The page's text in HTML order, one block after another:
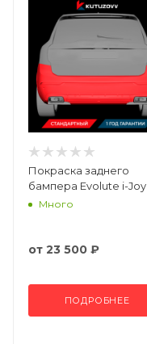
Покраска заднего
бампера Evolute i-Joy
Много
от 23 500 ₽
ПОДРОБНЕЕ